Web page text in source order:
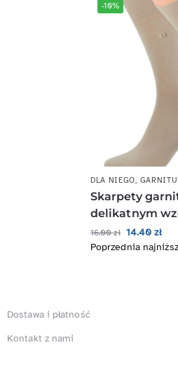
-10%
DLA NIEGO,
Skarpety
delikatnym
16.00zł 14.40zł
Poprzednia
Dostawa i płatność
Kontakt z nami